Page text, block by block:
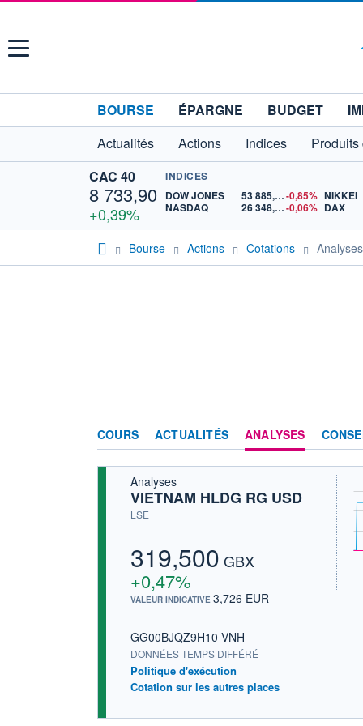
Menu
BOURSE ÉPARGNE BUDGET
Actualités
Actions Indices
CAC 40
8 733,90
+0,39%
INDICES
DOW JONES
53 885,10-0,85%
NASDAQ
26 348,35-0,06%
NIKKEI
DAX
Bourse Actions Cotations
COURS ACTUALITÉS ANALYSES
Analyses
VIETNAM HLDG RG USD
LSE
319,500 GBX
+0,47%
VALEUR INDICATIVE 3,726 EUR
GG00BJQZ9H10 VNH
DONNÉES TEMPS DIFFÉRÉ
Politique d'exécution
Cotation sur les autres places